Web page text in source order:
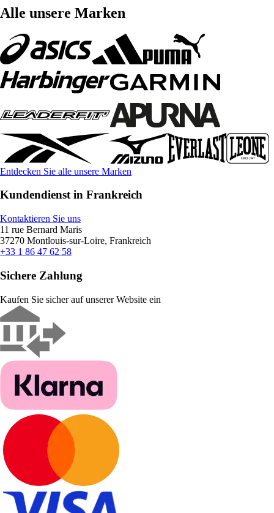
Alle unsere Marken
Entdecken Sie alle unsere Marken
Kundendienst in Frankreich
Kontaktieren Sie uns
11 rue Bernard Maris
37270 Montlouis-sur-Loire, Frankreich
+33 1 86 47 62 58
Sichere Zahlung
Kaufen Sie sicher auf unserer Website ein